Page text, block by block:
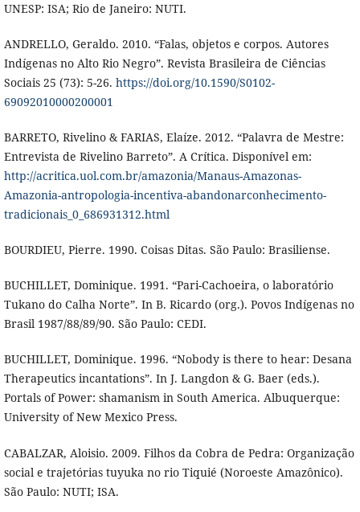
UNESP: ISA; Rio de Janeiro: NUTI.
ANDRELLO, Geraldo. 2010. “Falas, objetos e corpos. Autores
Indígenas no Alto Rio Negro”. Revista Brasileira de Ciências
Sociais 25 (73): 5-26. https://doi.org/10.1590/S0102-
69092010000200001
BARRETO, Rivelino & FARIAS, Elaíze. 2012. “Palavra de Mestre:
Entrevista de Rivelino Barreto”. A Crítica. Disponível em:
http://acritica.uol.com.br/amazonia/Manaus-Amazonas-
Amazonia-antropologia-incentiva-abandonarconhecimento-
tradicionais_0_686931312.html
BOURDIEU, Pierre. 1990. Coisas Ditas. São Paulo: Brasiliense.
BUCHILLET, Dominique. 1991. “Pari-Cachoeira, o laboratório
Tukano do Calha Norte”. In B. Ricardo (org.). Povos Indígenas no
Brasil 1987/88/89/90. São Paulo: CEDI.
BUCHILLET, Dominique. 1996. “Nobody is there to hear: Desana
Therapeutics incantations”. In J. Langdon & G. Baer (eds.).
Portals of Power: shamanism in South America. Albuquerque:
University of New Mexico Press.
CABALZAR, Aloisio. 2009. Filhos da Cobra de Pedra: Organização
social e trajetórias tuyuka no rio Tiquié (Noroeste Amazônico).
São Paulo: NUTI; ISA.